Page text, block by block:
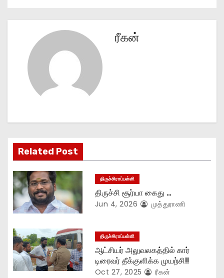
a
t
i
n
ரீகன்
Related Post
திருச்சிராப்பள்ளி
திருச்சி சூர்யா கைது …
Jun 4, 2026 முத்துராணி
திருச்சிராப்பள்ளி
ஆட்சியர் அலுவலகத்தில் கார்
டிரைவர் தீக்குளிக்க முயற்சி!!
Oct 27, 2025 ரீகன்